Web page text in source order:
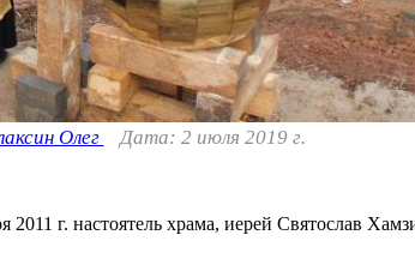
Олег Дата: 2 июля 2019 г.
г. настоятель храма, иерей Святослав